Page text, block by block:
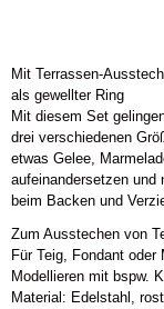
Mit Terrassen-
als gewellter Ring
Mit diesem Set
drei verschiedenen
etwas Gelee,
aufeinandersetzen
beim Backen und
Zum Ausstechen von
Für Teig, Fondant
Modellieren mit bspw.
Material: Edelstahl,